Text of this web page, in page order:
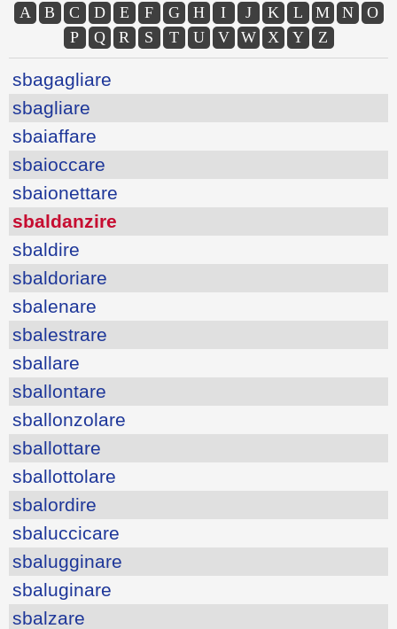
A B C D E F G H I J K L M N
O
P
Q R S T U V W X Y Z
sbagagliare
sbagliare
sbaiaffare
sbaioccare
sbaionettare
sbaldanzire
sbaldire
sbaldoriare
sbalenare
sbalestrare
sballare
sballontare
sballonzolare
sballottare
sballottolare
sbalordire
sbaluccicare
sbalugginare
sbaluginare
sbalzare